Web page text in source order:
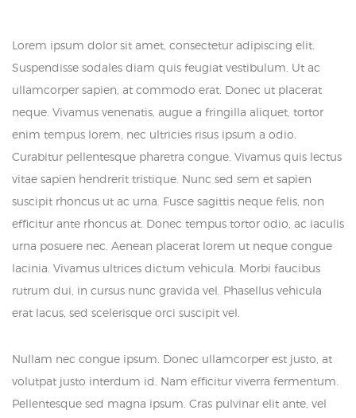
Lorem ipsum dolor sit amet, consectetur adipiscing elit.
Suspendisse sodales diam quis feugiat vestibulum. Ut ac
ullamcorper sapien, at commodo erat. Donec ut placerat
neque. Vivamus venenatis, augue a fringilla aliquet, tortor
enim tempus lorem, nec ultricies risus ipsum a odio.
Curabitur pellentesque pharetra congue. Vivamus quis lectus
vitae sapien hendrerit tristique. Nunc sed sem et sapien
suscipit rhoncus ut ac urna. Fusce sagittis neque felis, non
efficitur ante rhoncus at. Donec tempus tortor odio, ac iaculis
urna posuere nec. Aenean placerat lorem ut neque congue
lacinia. Vivamus ultrices dictum vehicula. Morbi faucibus
rutrum dui, in cursus nunc gravida vel. Phasellus vehicula
erat lacus, sed scelerisque orci suscipit vel.
Nullam nec congue ipsum. Donec ullamcorper est justo, at
volutpat justo interdum id. Nam efficitur viverra fermentum.
Pellentesque sed magna ipsum. Cras pulvinar elit ante, vel